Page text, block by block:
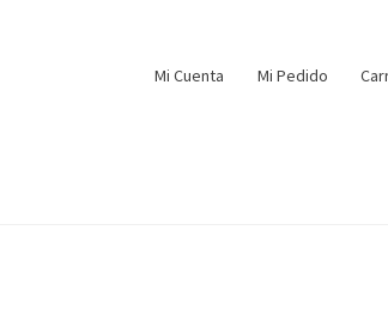
Mi Cuenta Mi Pedido